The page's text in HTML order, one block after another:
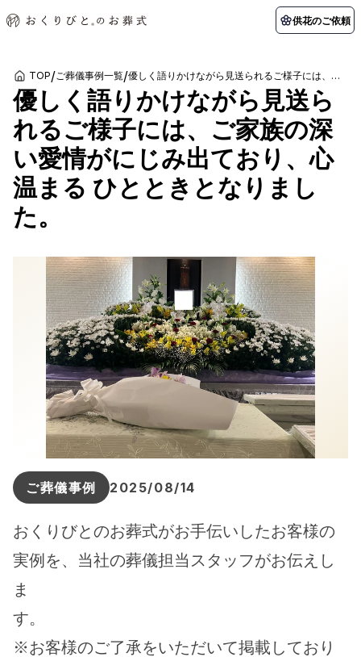
供花のご依頼
初めての方へ
初めての方へ 納棺の儀とは？
葬儀の流れ 会員制度
アフターサポート
スタッフ一覧
店舗用地募集
関東エリア
東京都 埼玉県
千葉県 神奈川県
北海道エリア
札幌市 函館市
お客様の声
ご葬儀事例 お客様の声
よくある質問
葬儀の知識
葬儀の知識 供花のご依頼
TOP/ご葬儀事例一覧/ 優しく語りかけながら見送られるご様子には、ご家族の深い愛情がにじみ出ており、心温まる ひとときとなりました。
優しく語りかけながら見送ら
れるご様子には、ご家族の深
い愛情がにじみ出ており、心
温まる ひとときとなりまし
た。
ご葬儀事例 2025/08/14
おくりびとのお葬式がお手伝いしたお客様の
実例を、当社の葬儀担当スタッフがお伝えし
ま
す。
※お客様のご了承をいただいて掲載しており